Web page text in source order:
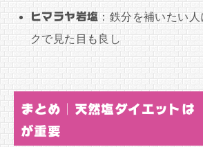
ヒマラヤ岩塩 ：鉄分を補いたい
クで見た目も良し
まとめ｜天然塩ダイエットは
が重要